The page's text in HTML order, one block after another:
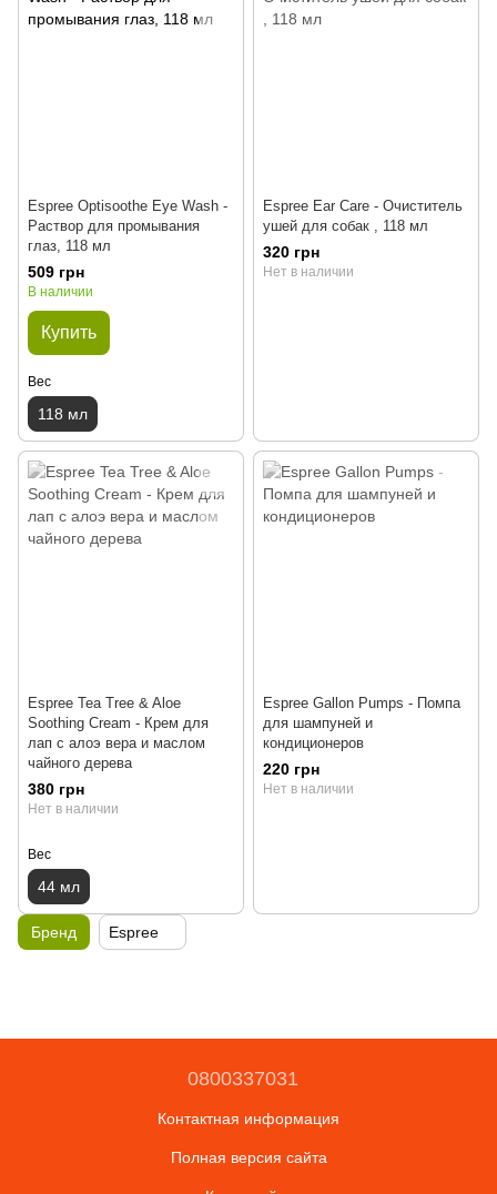
Espree Optisoothe Eye Wash -
Раствор для промывания
глаз, 118 мл
509 грн
В наличии
Купить
Вес
118 мл
Espree Ear Care - Очиститель
ушей для собак , 118 мл
320 грн
Нет в наличии
Espree Tea Tree & Aloe
Soothing Cream - Крем для
лап с алоэ вера и маслом
чайного дерева
380 грн
Нет в наличии
Вес
44 мл
Espree Gallon Pumps - Помпа
для шампуней и
кондиционеров
220 грн
Нет в наличии
Бренд Espree
0800337031
Контактная информация
Полная версия сайта